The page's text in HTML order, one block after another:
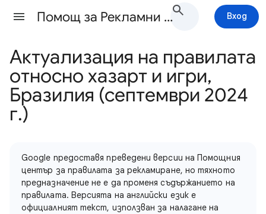
Помощ за Рекламни правила Вход
Актуализация на правилата
относно хазарт и игри,
Бразилия (септември 2024
г.)
Google предоставя преведени версии на Помощния
център за правилата за рекламиране, но тяхното
предназначение не е да променя съдържанието на
правилата. Версията на английски език е
официалният текст, използван за налагане на